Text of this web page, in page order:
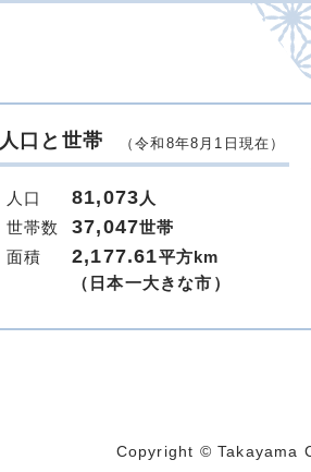
人口と世帯 （令和8年8月1日現在）
人口 81,073 人
世帯数
37,047世帯
面積
2,177.61平方km
（日本一大きな市）
Copyright © Takayama